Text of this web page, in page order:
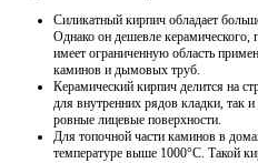
Силикатный кирпич обладает
Однако он дешевле керамического,
имеет ограниченную область
каминов и дымовых труб.
Керамический кирпич делится на
для внутренних рядов кладки, так
ровные лицевые поверхности.
Для топочной части каминов в
температуре выше 1000°С. Такой